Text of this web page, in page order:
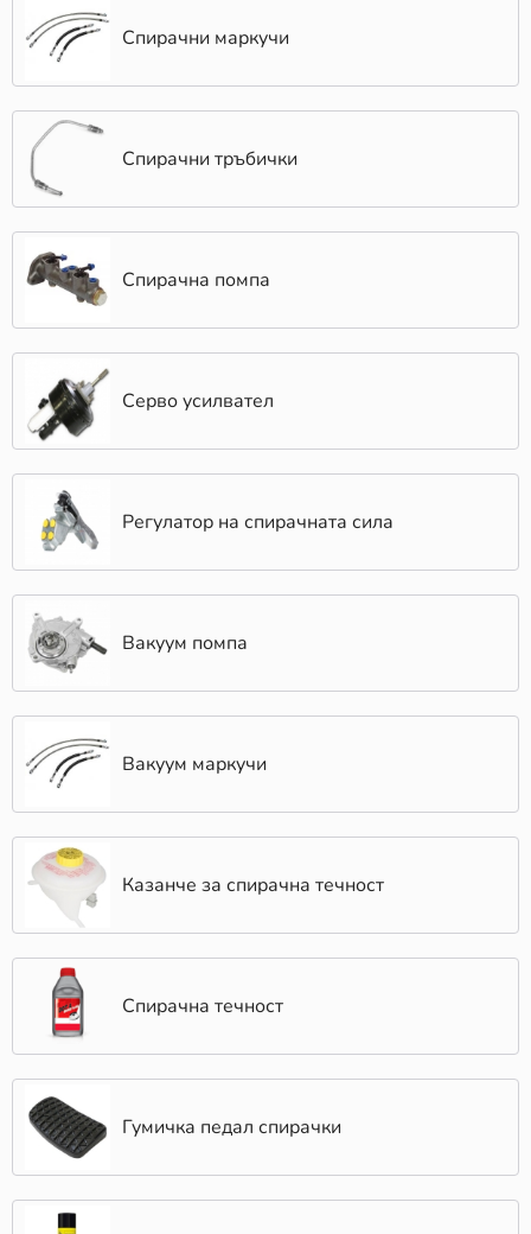
Спирачни маркучи
Спирачни тръбички
Спирачна помпа
Серво усилвател
Регулатор на спирачната сила
Вакуум помпа
Вакуум маркучи
Казанче за спирачна течност
Спирачна течност
Гумичка педал спирачки